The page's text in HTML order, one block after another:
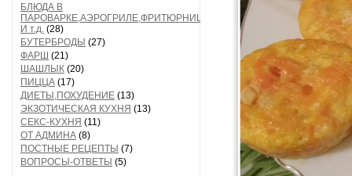
БЛЮДА В
ПАРОВАРКЕ,АЭРОГРИЛЕ,ФРИТЮРНИЦЕ
И т.д. (28)
БУТЕРБРОДЫ (27)
ФАРШ (21)
ШАШЛЫК (20)
ПИЦЦА (17)
ДИЕТЫ,ПОХУДЕНИЕ (13)
ЭКЗОТИЧЕСКАЯ КУХНЯ (13)
СЕКС-КУХНЯ (11)
ОТ АДМИНА (8)
ПОСТНЫЕ РЕЦЕПТЫ (7)
ВОПРОСЫ-ОТВЕТЫ (5)